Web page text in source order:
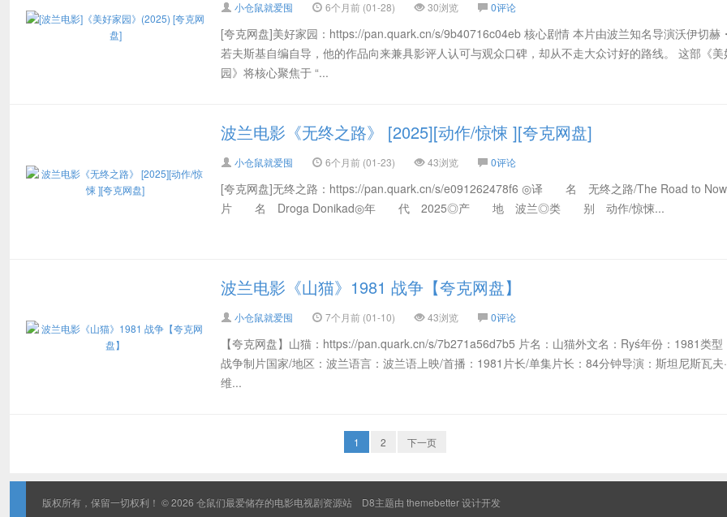
小仓鼠就爱囤 6个月前 (01-28) 30浏览 0评论
[夸克网盘]美好家园：https://pan.quark.cn/s/9b40716c04eb 核心剧情 本片由波兰知名导演沃伊切赫
若夫斯基自编自导，他的作品向来兼具影评人认可与观众口碑，却从不走大众讨好的路线。 这部《美
园》将核心聚焦于 “...
波兰电影《无终之路》 [2025][动作/惊悚 ][夸克网盘]
小仓鼠就爱囤 6个月前 (01-23) 43浏览 0评论
[夸克网盘]无终之路：https://pan.quark.cn/s/e091262478f6 ◎译 名 无终之路/The Road to
片 名 Droga Donikad◎年 代 2025◎产 地 波兰◎类 别 动作/惊悚...
波兰电影《山猫》1981 战争【夸克网盘】
小仓鼠就爱囤 7个月前 (01-10) 43浏览 0评论
【夸克网盘】山猫：https://pan.quark.cn/s/7b271a56d7b5 片名：山猫外文名：Ryś年份：1981类型
战争制片国家/地区：波兰语言：波兰语上映/首播：1981片长/单集片长：84分钟导演：斯坦尼斯瓦夫
维...
1 2 下一页
版权所有，保留一切权利！ © 2026 仓鼠们最爱储存的电影电视剧资源站 D8主题由 themebetter设计开发